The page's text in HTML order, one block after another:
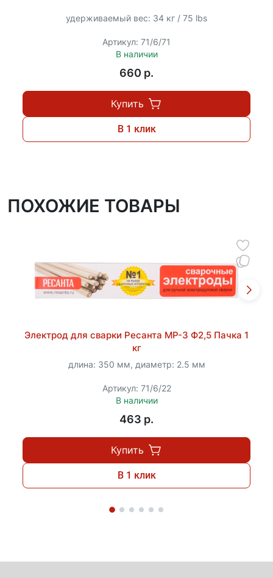
удерживаемый вес: 34 кг / 75 lbs
Артикул: 71/6/71
В наличии
660 p.
Купить
В 1 клик
ПОХОЖИЕ ТОВАРЫ
Электрод для сварки Ресанта МР-3 Ф2,5 Пачка 1
кг
длина: 350 мм, диаметр: 2.5 мм
Артикул: 71/6/22
В наличии
463 p.
Купить
В 1 клик